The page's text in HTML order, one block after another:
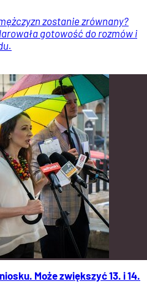
zostanie zrównany?
gotowość do rozmów i
Może zwiększyć 13. i 14.